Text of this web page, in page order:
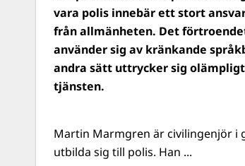
vara polis innebär ett stort
från allmänheten. Det
använder sig av kränkande
andra sätt uttrycker sig
tjänsten.
Martin Marmgren är civilingenjör i
utbilda sig till polis. Han ...